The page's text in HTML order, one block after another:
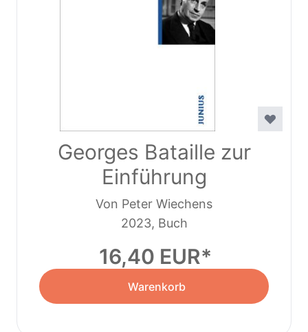
Georges Bataille zur
Einführung
Von Peter Wiechens
2023, Buch
16,40 EUR
Warenkorb